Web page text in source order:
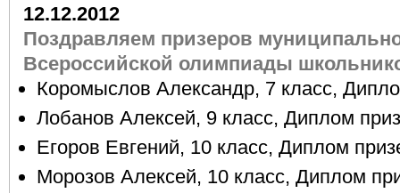
12.12.2012
Поздравляем призеров
Всероссийской олимпиады
Коромыслов Александр, 7 класс,
Лобанов Алексей, 9 класс, Диплом
Егоров Евгений, 10 класс, Диплом
Морозов Алексей, 10 класс, Диплом